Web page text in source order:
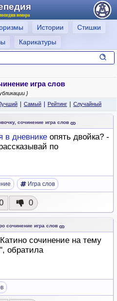
юмора
Истории
Стишки
Карикатуры
игра слов
}
Самый Рейтинг Случайный
сочинение игра слов
в дневнике опять двойка? -
по
Игра слов
0
сочинение игра слов
сочинение на тему
обратила